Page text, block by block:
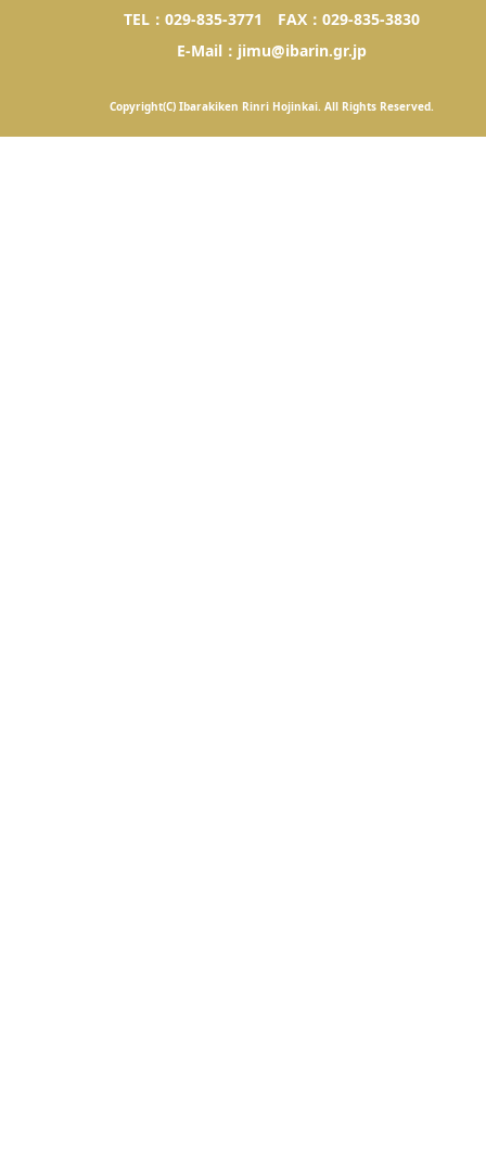
TEL：029-835-3771 FAX：029-835-3830
E-Mail：jimu@ibarin.gr.jp
Copyright(C) Ibarakiken Rinri Hojinkai. All Rights Reserved.